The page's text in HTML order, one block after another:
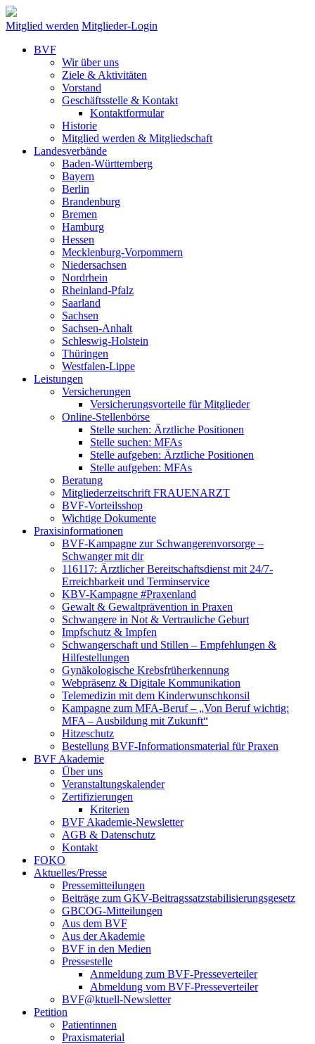
Mitglied werden Mitglieder-Login
BVF
Wir über uns
Ziele & Aktivitäten
Vorstand
Geschäftsstelle & Kontakt
Kontaktformular
Historie
Mitglied werden & Mitgliedschaft
Landesverbände
Baden-Württemberg
Bayern
Berlin
Brandenburg
Bremen
Hamburg
Hessen
Mecklenburg-Vorpommern
Niedersachsen
Nordrhein
Rheinland-Pfalz
Saarland
Sachsen
Sachsen-Anhalt
Schleswig-Holstein
Thüringen
Westfalen-Lippe
Leistungen
Versicherungen
Versicherungsvorteile für Mitglieder
Online-Stellenbörse
Stelle suchen: Ärztliche Positionen
Stelle suchen: MFAs
Stelle aufgeben: Ärztliche Positionen
Stelle aufgeben: MFAs
Beratung
Mitgliederzeitschrift FRAUENARZT
BVF-Vorteilsshop
Wichtige Dokumente
Praxisinformationen
BVF-Kampagne zur Schwangerenvorsorge –
Schwanger mit dir
116117: Ärztlicher Bereitschaftsdienst mit 24/7-
Erreichbarkeit und Terminservice
KBV-Kampagne #Praxenland
Gewalt & Gewaltprävention in Praxen
Schwangere in Not & Vertrauliche Geburt
Impfschutz & Impfen
Schwangerschaft und Stillen – Empfehlungen &
Hilfestellungen
Gynäkologische Krebsfrüherkennung
Webpräsenz & Digitale Kommunikation
Telemedizin mit dem Kinderwunschkonsil
Kampagne zum MFA-Beruf – „Von Beruf wichtig:
MFA – Ausbildung mit Zukunft“
Hitzeschutz
Bestellung BVF-Informationsmaterial für Praxen
BVF Akademie
Über uns
Veranstaltungskalender
Zertifizierungen
Kriterien
BVF Akademie-Newsletter
AGB & Datenschutz
Kontakt
FOKO
Aktuelles/Presse
Pressemitteilungen
Beiträge zum GKV-Beitragssatzstabilisierungsgesetz
GBCOG-Mitteilungen
Aus dem BVF
Aus der Akademie
BVF in den Medien
Pressestelle
Anmeldung zum BVF-Presseverteiler
Abmeldung vom BVF-Presseverteiler
BVF@ktuell-Newsletter
Petition
Patientinnen
Praxismaterial